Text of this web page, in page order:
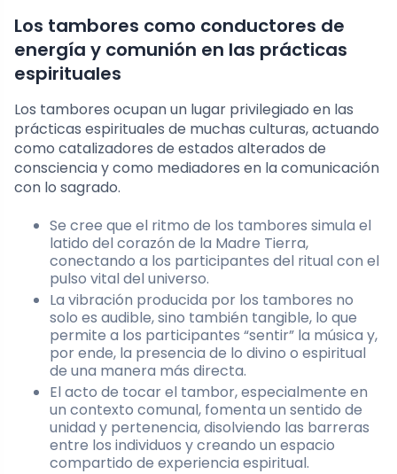
Los tambores como conductores de
energía y comunión en las prácticas
espirituales
Los tambores ocupan un lugar privilegiado en las
prácticas espirituales de muchas culturas, actuando
como catalizadores de estados alterados de
consciencia y como mediadores en la comunicación
con lo sagrado.
Se cree que el ritmo de los tambores simula el
latido del corazón de la Madre Tierra,
conectando a los participantes del ritual con el
pulso vital del universo.
La vibración producida por los tambores no
solo es audible, sino también tangible, lo que
permite a los participantes “sentir” la música y,
por ende, la presencia de lo divino o espiritual
de una manera más directa.
El acto de tocar el tambor, especialmente en
un contexto comunal, fomenta un sentido de
unidad y pertenencia, disolviendo las barreras
entre los individuos y creando un espacio
compartido de experiencia espiritual.